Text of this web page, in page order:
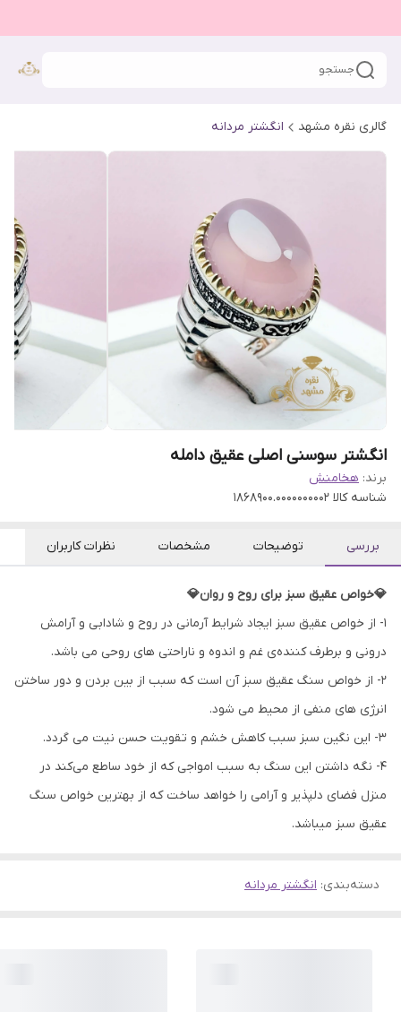
جستجو
گالری نقره مشهد انگشتر مردانه
انگشتر سوسنی اصلی عقیق دامله
برند: هخامنش
شناسه کالا 1868900.0000000002
بررسی توضیحات مشخصات نظرات کاربران
💎خواص عقیق سبز برای روح و روان💎
۱- از خواص عقیق سبز ایجاد شرایط آرمانی در روح و شادابی و آرامش
درونی و برطرف کننده‌ی غم و اندوه و ناراحتی های روحی می باشد.
۲- از خواص سنگ عقیق سبز آن است که سبب از بین بردن و دور ساختن
انرژی های منفی از محیط می شود.
۳- این نگین سبز سبب کاهش خشم و تقویت حسن نیت می گردد.
۴- نگه داشتن این سنگ به سبب امواجی که از خود ساطع می‌کند در
منزل فضای دلپذیر و آرامی را خواهد ساخت که از بهترین خواص سنگ
عقیق سبز میباشد.
دسته‌بندی: انگشتر مردانه